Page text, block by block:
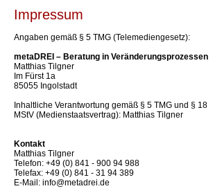
Impressum
Angaben gemäß § 5 TMG (Telemediengesetz):
metaDREI – Beratung in Veränderungsprozessen
Matthias Tilgner
​Im Fürst 1a
85055 Ingolstadt
Inhaltliche Verantwortung gemäß § 5 TMG und § 18
MStV (Medienstaatsvertrag): Matthias Tilgner
Kontakt
Matthias Tilgner
Telefon: +49 (0) 841 - 900 94 988
Telefax: +49 (0) 841 - 31 94 389
E-Mail: info@metadrei.de